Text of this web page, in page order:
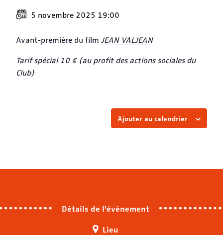
5 novembre 2025 19:00
Avant-première du film JEAN VALJEAN
Tarif spécial 10 € (au profit des actions sociales du
Club)
Ajouter au calendrier
Détails de l'évènement
Lieu